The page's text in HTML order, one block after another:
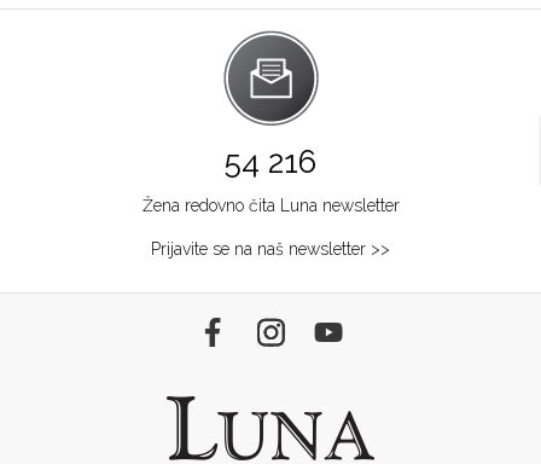
54 216
Žena redovno čita Luna newsletter
Prijavite se na naš newsletter >>